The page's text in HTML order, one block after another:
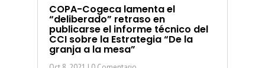
COPA-Cogeca lamenta el
“deliberado” retraso en
publicarse el informe técnico del
CCI sobre la Estrategia “De la
granja a la mesa”